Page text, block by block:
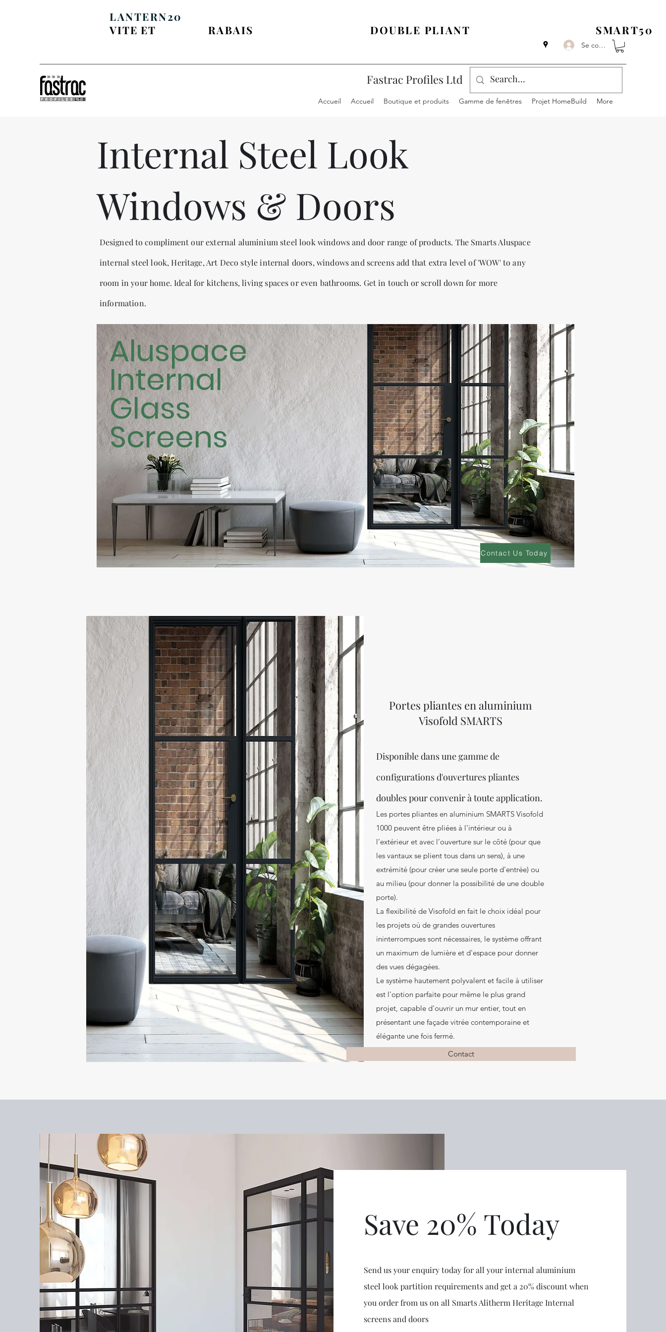
LANTERN20
VITE ET
RABAIS DOUBLE PLIANT SMART50
Se connecter
Fastrac Profiles Ltd
Accueil Accueil Boutique et produits Gamme de fenêtres Projet HomeBuild More
Internal Steel Look
Windows & Doors
Designed tocomplimentour external aluminium steel look windows and door range of products. The Smarts Aluspace
internal steel look, Heritage, Art Deco style internal doors, windows and screens add that extra level of 'WOW' to any
room in your home. Ideal for kitchens, living spaces or even bathrooms. Get in touch or scroll down for more
information.
Aluspace
Internal
Glass
Screens
Contact Us Today
Portes pliantes en aluminium
Visofold SMARTS
Disponible dans une gamme de
configurations d'ouvertures pliantes
doubles pour convenir à toute application.
Les portes pliantes en aluminium SMARTS Visofold
1000 peuvent être pliées à l'intérieur ou à
l'extérieur et avec l'ouverture sur le côté (pour que
les vantaux se plient tous dans un sens), à une
extrémité (pour créer une seule porte d'entrée) ou
au milieu (pour donner la possibilité de une double
porte).
La flexibilité de Visofold en fait le choix idéal pour
les projets où de grandes ouvertures
ininterrompues sont nécessaires, le système offrant
un maximum de lumière et d'espace pour donner
des vues dégagées.
Le système hautement polyvalent et facile à utiliser
est l'option parfaite pour même le plus grand
projet, capable d'ouvrir un mur entier, tout en
présentant une façade vitrée contemporaine et
élégante une fois fermé.
Contact
Save 20% Today
Send us your enquiry today for all your internal aluminium
steel look partition requirements and get a 20% discount when
you order from us on all Smarts Alitherm Heritage Internal
screens and doors